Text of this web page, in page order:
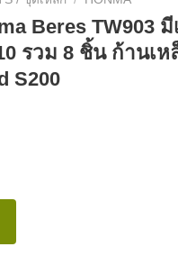
Beres TW903 มี
รวม 8 ชิ้น ก้านเห
S200